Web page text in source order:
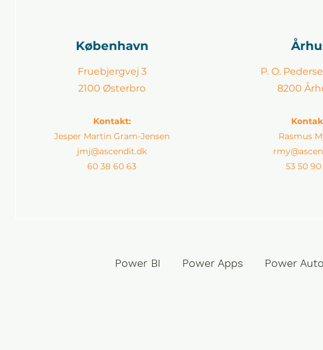
København
Fruebjergvej 3
2100 Østerbro
Kontakt:
Jesper Martin Gram-Jensen
jmj@ascendit.dk
60 38 60 63
P. O.
8200
Rasmus
53 50 90
Power BI Power Apps Power